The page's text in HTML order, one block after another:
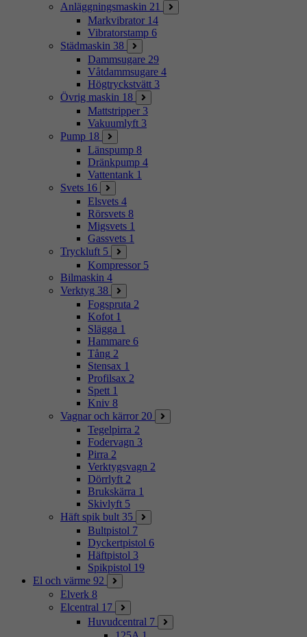
Anläggningsmaskin 21
Markvibrator 14
Vibratorstamp 6
Städmaskin 38
Dammsugare 29
Våtdammsugare 4
Högtryckstvätt 3
Övrig maskin 18
Mattstripper 3
Vakuumlyft 3
Pump 18
Länspump 8
Dränkpump 4
Vattentank 1
Svets 16
Elsvets 4
Rörsvets 8
Migsvets 1
Gassvets 1
Tryckluft 5
Kompressor 5
Bilmaskin 4
Verktyg 38
Fogspruta 2
Kofot 1
Slägga 1
Hammare 6
Tång 2
Stensax 1
Profilsax 2
Spett 1
Kniv 8
Vagnar och kärror 20
Tegelpirra 2
Fodervagn 3
Pirra 2
Verktygsvagn 2
Dörrlyft 2
Brukskärra 1
Skivlyft 5
Häft spik bult 35
Bultpistol 7
Dyckertpistol 6
Häftpistol 3
Spikpistol 19
El och värme 92
Elverk 8
Elcentral 17
Huvudcentral 7